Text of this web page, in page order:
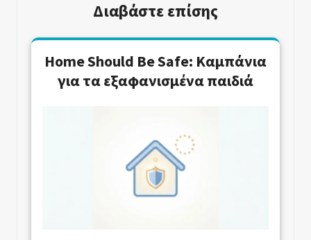
Διαβάστε επίσης
Home Should Be Safe: Καμπάνια
για τα εξαφανισμένα παιδιά